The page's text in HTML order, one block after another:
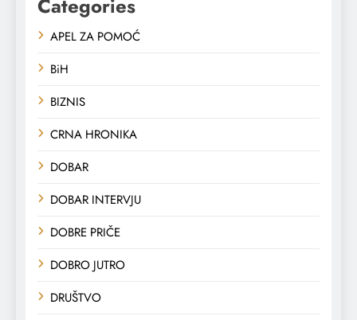
Categories
APEL ZA POMOĆ
BiH
BIZNIS
CRNA HRONIKA
DOBAR
DOBAR INTERVJU
DOBRE PRIČE
DOBRO JUTRO
DRUŠTVO